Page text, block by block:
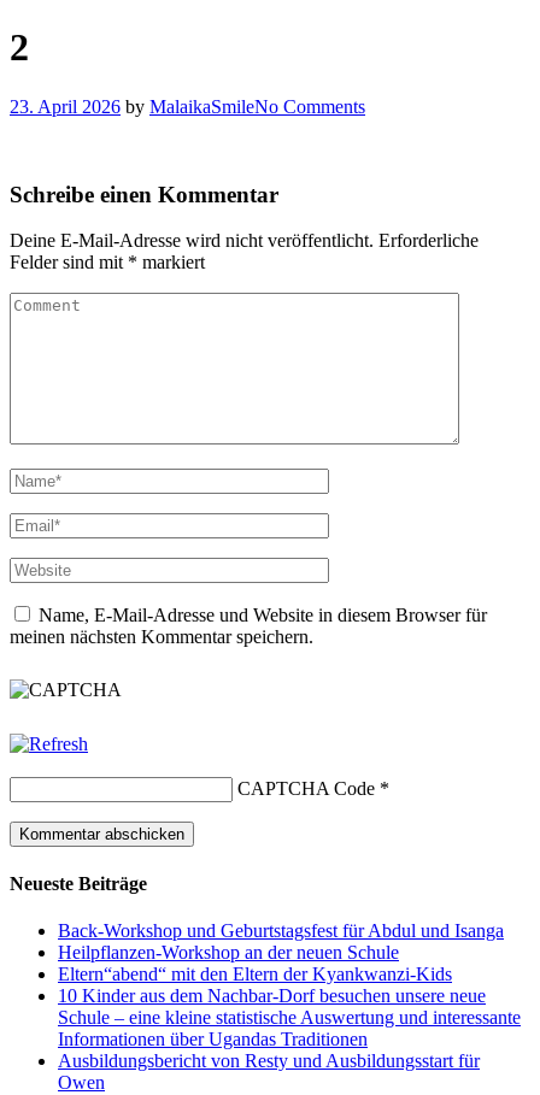
2
23. April 2026 by MalaikaSmileNo Comments
Schreibe einen Kommentar
Deine E-Mail-Adresse wird nicht veröffentlicht. Erforderliche
Felder sind mit * markiert
Name, E-Mail-Adresse und Website in diesem Browser für
meinen nächsten Kommentar speichern.
CAPTCHA Code *
Neueste Beiträge
Back-Workshop und Geburtstagsfest für Abdul und Isanga
Heilpflanzen-Workshop an der neuen Schule
Eltern“abend“ mit den Eltern der Kyankwanzi-Kids
10 Kinder aus dem Nachbar-Dorf besuchen unsere neue
Schule – eine kleine statistische Auswertung und interessante
Informationen über Ugandas Traditionen
Ausbildungsbericht von Resty und Ausbildungsstart für
Owen